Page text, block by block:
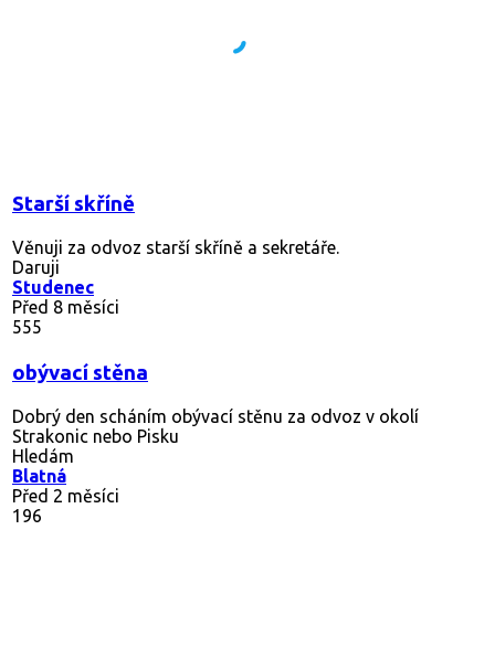
Starší skříně
Věnuji za odvoz starší skříně a sekretáře.
Daruji
Studenec
Před 8 měsíci
555
obývací stěna
Dobrý den scháním obývací stěnu za odvoz v okolí
Strakonic nebo Pisku
Hledám
Blatná
Před 2 měsíci
196